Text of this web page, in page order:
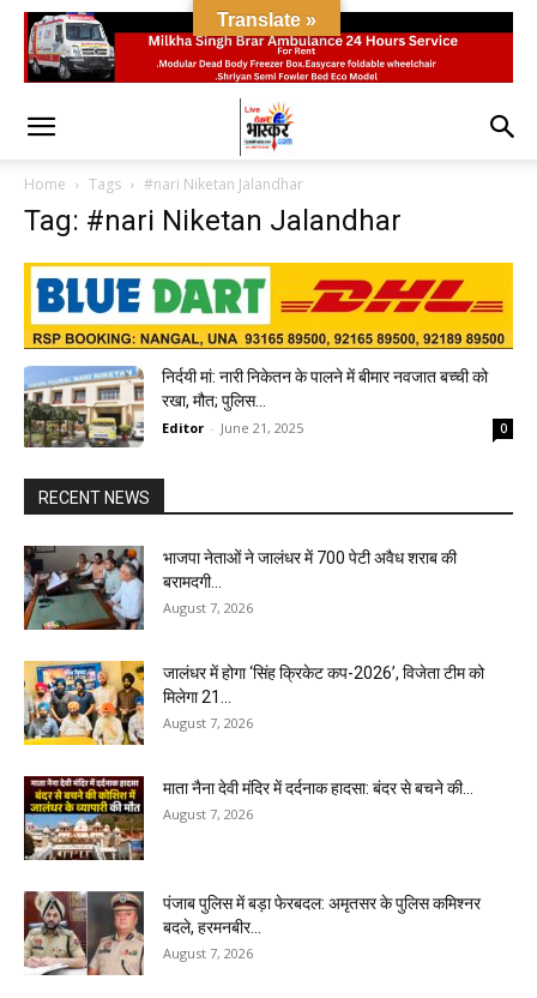
Home Tags #nari Niketan Jalandhar
Tag: #nari Niketan Jalandhar
निर्दयी मां: नारी निकेतन के पालने में बीमार नवजात बच्ची को
रखा, मौत; पुलिस...
Editor - June 21, 2025 0
RECENT NEWS
भाजपा नेताओं ने जालंधर में 700 पेटी अवैध शराब की
बरामदगी...
August 7, 2026
जालंधर में होगा ‘सिंह क्रिकेट कप-2026’, विजेता टीम को
मिलेगा ₹21...
August 7, 2026
माता नैना देवी मंदिर में दर्दनाक हादसा: बंदर से बचने की...
August 7, 2026
पंजाब पुलिस में बड़ा फेरबदल: अमृतसर के पुलिस कमिश्नर
बदले, हरमनबीर...
August 7, 2026
Translate »